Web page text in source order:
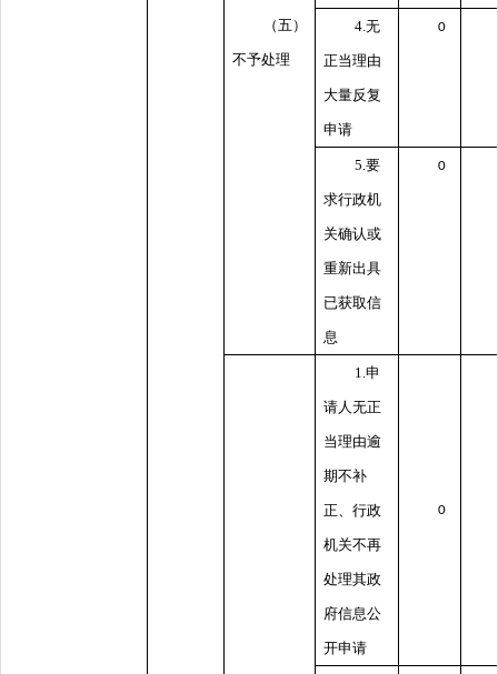
（五）
不予处理
4.无
正当理由
大量反复
申请
0
5.要
求行政机
关确认或
重新出具
已获取信
息
0
1.申
请人无正
当理由逾
期不补
正、行政
机关不再
处理其政
府信息公
开申请
0